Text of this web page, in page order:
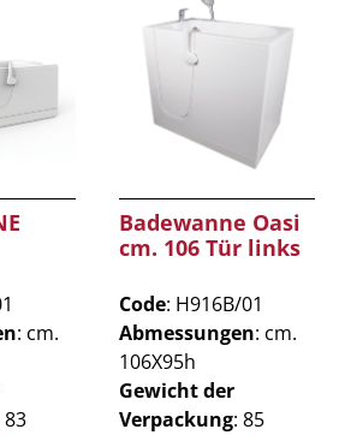
: cm.
83
Badewanne Oasi
cm. 106 Tür links
Code: H916B/01
Abmessungen: cm.
106X95h
Gewicht der
Verpackung: 85